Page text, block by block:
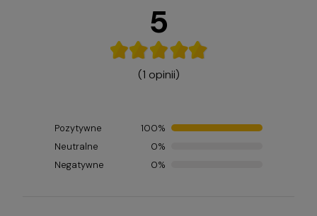
5
(1 opinii)
Pozytywne
100%
Neutralne
0%
Negatywne
0%